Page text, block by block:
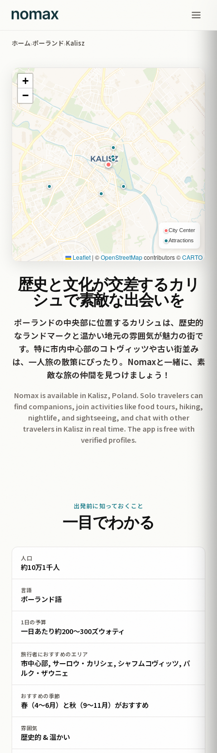
ホーム›ポーランド›Kalisz
歴史と文化が交差するカリ
シュで素敵な出会いを
ポーランドの中央部に位置するカリシュは、歴史的
なランドマークと温かい地元の雰囲気が魅力の街で
す。特に市内中心部のコトヴィッツや古い街並み
は、一人旅の散策にぴったり。Nomaxと一緒に、素
敵な旅の仲間を見つけましょう！
Nomax is available in Kalisz, Poland. Solo travelers can
find companions, join activities like food tours, hiking,
nightlife, and sightseeing, and chat with other
travelers in Kalisz in real time. The app is free with
verified profiles.
+
−
City Center
Attractions
Leaflet | ©OpenStreetMapcontributors ©CARTO
出発前に知っておくこと
一目でわかる
人口
約10万1千人
言語
ポーランド語
1日の予算
一日あたり約200〜300ズウォティ
旅行者におすすめのエリア
市中心部, サーロウ・カリシェ, シャフムコヴィッツ, パ
ルク・ザウニェ
おすすめの季節
春（4〜6月）と秋（9〜11月）がおすすめ
雰囲気
歴史的 & 温かい